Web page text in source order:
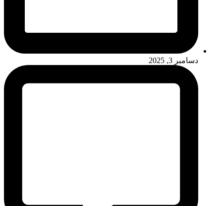
دسامبر 3, 2025